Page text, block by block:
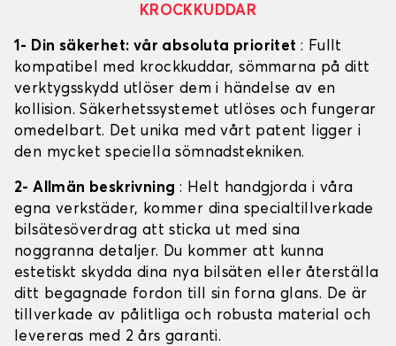
KROCKKUDDAR
1- Din säkerhet: vår absoluta prioritet : Fullt
kompatibel med krockkuddar, sömmarna på ditt
verktygsskydd utlöser dem i händelse av en
kollision. Säkerhetssystemet utlöses och fungerar
omedelbart. Det unika med vårt patent ligger i
den mycket speciella sömnadstekniken.
2- Allmän beskrivning : Helt handgjorda i våra
egna verkstäder, kommer dina specialtillverkade
bilsätesöverdrag att sticka ut med sina
noggranna detaljer. Du kommer att kunna
estetiskt skydda dina nya bilsäten eller återställa
ditt begagnade fordon till sin forna glans. De är
tillverkade av pålitliga och robusta material och
levereras med 2 års garanti.